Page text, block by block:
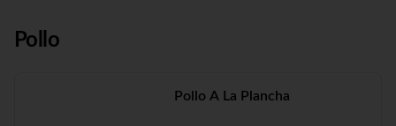
Pollo
Pollo A La Plancha